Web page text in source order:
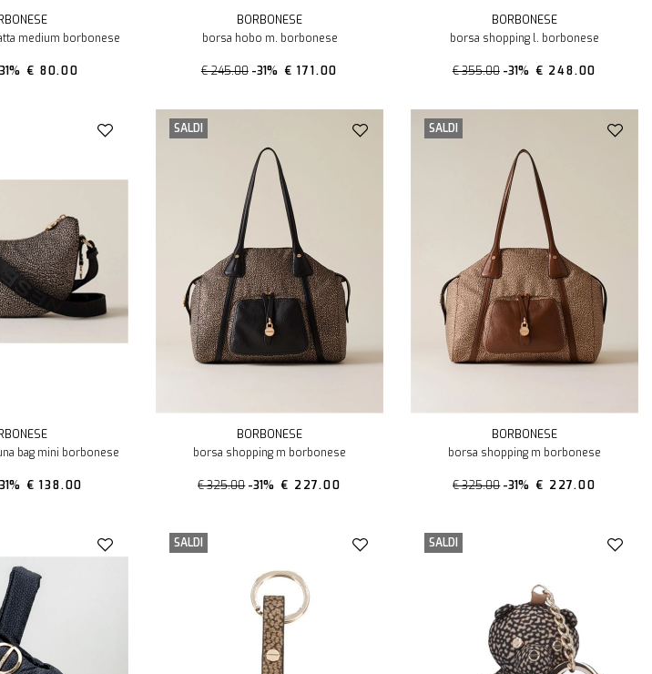
medium borbonese
€ 80.00
BORBONESE
borsa hobo m. borbonese
€ 245.00 -31% € 171.00
BORBONESE
borsa shopping l. borbonese
€ 355.00 -31% € 248.00
bag mini borbonese
€ 138.00
SALDI
BORBONESE
borsa shopping m borbonese
€ 325.00 -31% € 227.00
SALDI
BORBONESE
borsa shopping m borbonese
€ 325.00 -31% € 227.00
SALDI SALDI